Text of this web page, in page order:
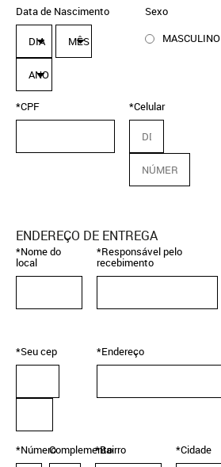
Data de Nascimento
DIA MÊS
ANO
Sexo
MASCULINO
*CPF *Celular
ENDEREÇO DE ENTREGA
*Nome do
local
*Responsável pelo
recebimento
*Seu cep *Endereço
*NúmeroComplemento
*Bairro *Cidade